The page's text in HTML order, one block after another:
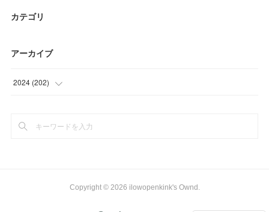
カテゴリ
アーカイブ
2024 (202)
(
Copyright © 2026 ilowopenkink's Ownd .